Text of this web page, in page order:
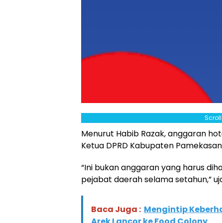
Menurut Habib Razak, anggaran
Ketua DPRD Kabupaten
“Ini bukan anggaran yang harus
pejabat daerah selama setahun,”
Baca Juga : Mengintip